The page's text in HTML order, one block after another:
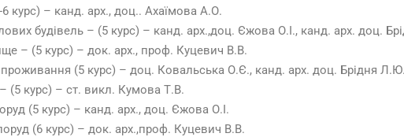
курс) – канд. арх., доц.. Ахаїмова А.О.
будівель – (5 курс) – канд. арх.,доц. Єжова О.І., канд. арх. доц.
– (5 курс) – док. арх., проф. Куцевич В.В.
проживання (5 курс) – доц. Ковальська О.Є., канд. арх. доц. Брідня Л.Ю.
(5 курс) – ст. викл. Кумова Т.В.
(5 курс) – канд. арх., доц. Єжова О.І.
(6 курс) – док. арх.,проф. Куцевич В.В.